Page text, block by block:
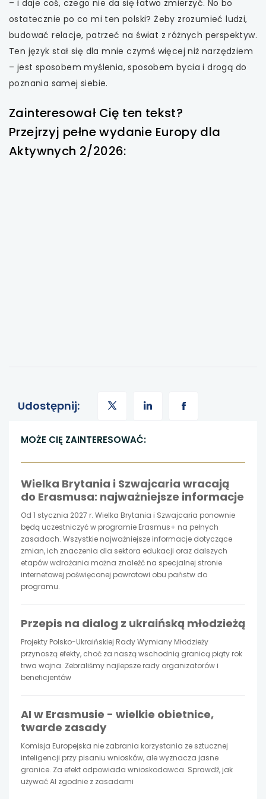
– i daje coś, czego nie da się łatwo zmierzyć. No bo
ostatecznie po co mi ten polski? Żeby zrozumieć ludzi,
budować relacje, patrzeć na świat z różnych perspektyw.
Ten język stał się dla mnie czymś więcej niż narzędziem
– jest sposobem myślenia, sposobem bycia i drogą do
poznania samej siebie.
Zainteresował Cię ten tekst?
Przejrzyj pełne wydanie Europy dla
Aktywnych 2/2026:
Udostępnij: uwaga,
się
w
nowej
karcie
uwaga,
się
w
nowej
karcie
uwaga,
się
w
nowej
karcie
MOŻE CIĘ ZAINTERESOWAĆ:
Wielka Brytania i Szwajcaria wracają
do Erasmusa: najważniejsze informacje
Od 1 stycznia 2027 r. Wielka Brytania i Szwajcaria ponownie
będą uczestniczyć w programie Erasmus+ na pełnych
zasadach. Wszystkie najważniejsze informacje dotyczące
zmian, ich znaczenia dla sektora edukacji oraz dalszych
etapów wdrażania można znaleźć na specjalnej stronie
internetowej poświęconej powrotowi obu państw do
programu.
Przepis na dialog z ukraińską młodzieżą
Projekty Polsko-Ukraińskiej Rady Wymiany Młodzieży
przynoszą efekty, choć za naszą wschodnią granicą piąty rok
trwa wojna. Zebraliśmy najlepsze rady organizatorów i
beneficjentów
AI w Erasmusie - wielkie obietnice,
twarde zasady
Komisja Europejska nie zabrania korzystania ze sztucznej
inteligencji przy pisaniu wniosków, ale wyznacza jasne
granice. Za efekt odpowiada wnioskodawca. Sprawdź, jak
używać AI zgodnie z zasadami